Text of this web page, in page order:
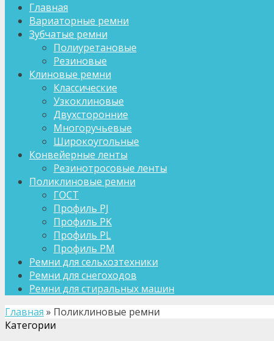
Главная
Вариаторные ремни
Зубчатые ремни
Полиуретановые
Резиновые
Клиновые ремни
Классические
Узкоклиновые
Двухсторонние
Многоручьевые
Широкоугольные
Конвейерные ленты
Резинотросовые ленты
Поликлиновые ремни
ГОСТ
Профиль PJ
Профиль PK
Профиль PL
Профиль PM
Ремни для сельхозтехники
Ремни для снегоходов
Ремни для стиральных машин
Главная » Поликлиновые ремни
Категории